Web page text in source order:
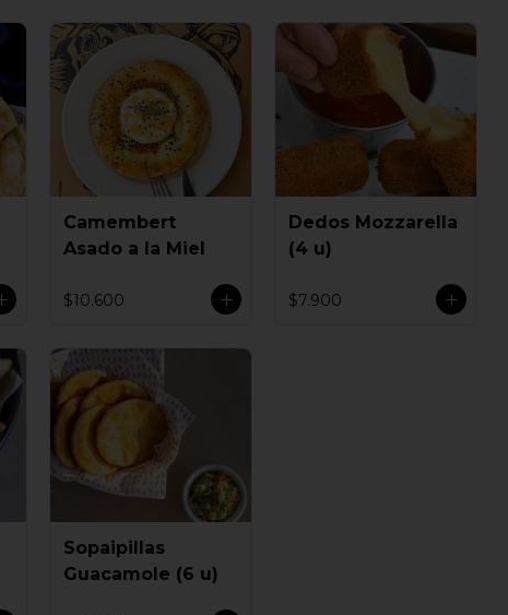
Camembert
Asado a la Miel
$10.600
Dedos Mozzarella
(4 u)
$7.900
Sopaipillas
Guacamole (6 u)